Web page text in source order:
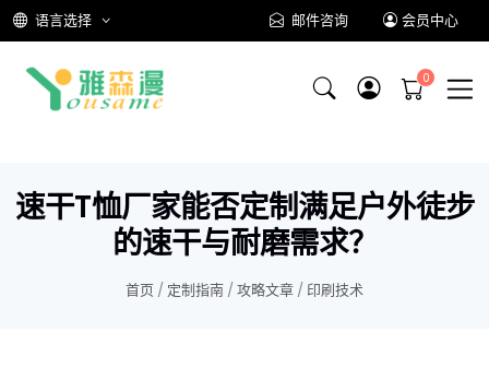
语言选择 邮件咨询 会员中心
速干T恤厂家能否定制满足户外徒步
的速干与耐磨需求？
首页 / 定制指南 / 攻略文章 / 印刷技术